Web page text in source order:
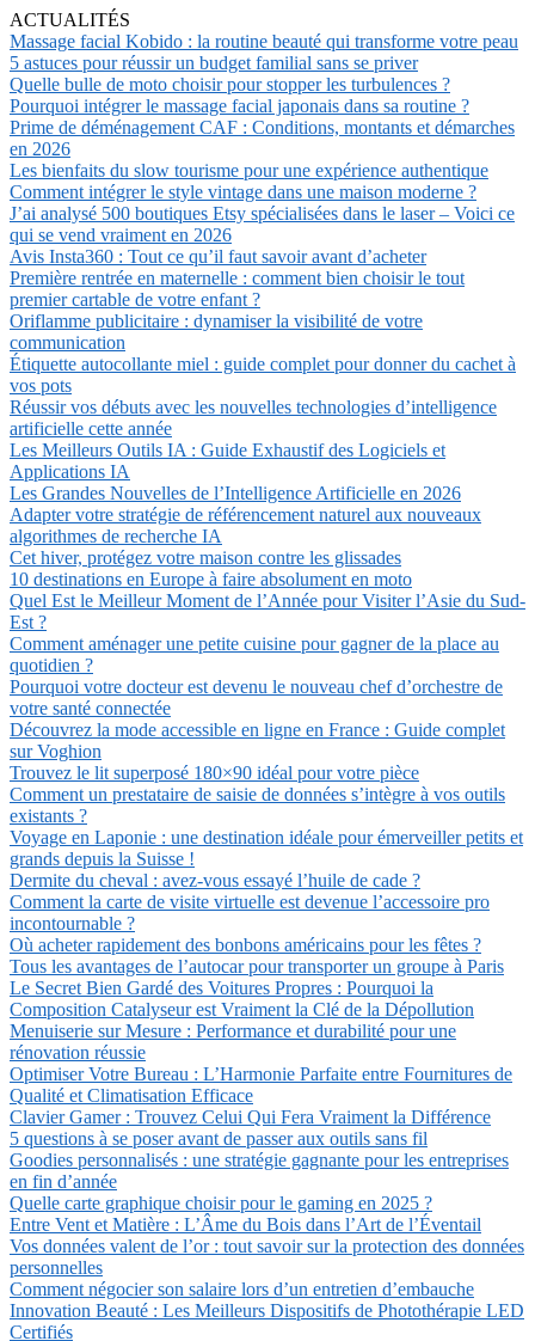
ACTUALITÉS
Massage facial Kobido : la routine beauté qui transforme votre peau
5 astuces pour réussir un budget familial sans se priver
Quelle bulle de moto choisir pour stopper les turbulences ?
Pourquoi intégrer le massage facial japonais dans sa routine ?
Prime de déménagement CAF : Conditions, montants et démarches
en 2026
Les bienfaits du slow tourisme pour une expérience authentique
Comment intégrer le style vintage dans une maison moderne ?
J’ai analysé 500 boutiques Etsy spécialisées dans le laser – Voici ce
qui se vend vraiment en 2026
Avis Insta360 : Tout ce qu’il faut savoir avant d’acheter
Première rentrée en maternelle : comment bien choisir le tout
premier cartable de votre enfant ?
Oriflamme publicitaire : dynamiser la visibilité de votre
communication
Étiquette autocollante miel : guide complet pour donner du cachet à
vos pots
Réussir vos débuts avec les nouvelles technologies d’intelligence
artificielle cette année
Les Meilleurs Outils IA : Guide Exhaustif des Logiciels et
Applications IA
Les Grandes Nouvelles de l’Intelligence Artificielle en 2026
Adapter votre stratégie de référencement naturel aux nouveaux
algorithmes de recherche IA
Cet hiver, protégez votre maison contre les glissades
10 destinations en Europe à faire absolument en moto
Quel Est le Meilleur Moment de l’Année pour Visiter l’Asie du Sud-
Est ?
Comment aménager une petite cuisine pour gagner de la place au
quotidien ?
Pourquoi votre docteur est devenu le nouveau chef d’orchestre de
votre santé connectée
Découvrez la mode accessible en ligne en France : Guide complet
sur Voghion
Trouvez le lit superposé 180×90 idéal pour votre pièce
Comment un prestataire de saisie de données s’intègre à vos outils
existants ?
Voyage en Laponie : une destination idéale pour émerveiller petits et
grands depuis la Suisse !
Dermite du cheval : avez-vous essayé l’huile de cade ?
Comment la carte de visite virtuelle est devenue l’accessoire pro
incontournable ?
Où acheter rapidement des bonbons américains pour les fêtes ?
Tous les avantages de l’autocar pour transporter un groupe à Paris
Le Secret Bien Gardé des Voitures Propres : Pourquoi la
Composition Catalyseur est Vraiment la Clé de la Dépollution
Menuiserie sur Mesure : Performance et durabilité pour une
rénovation réussie
Optimiser Votre Bureau : L’Harmonie Parfaite entre Fournitures de
Qualité et Climatisation Efficace
Clavier Gamer : Trouvez Celui Qui Fera Vraiment la Différence
5 questions à se poser avant de passer aux outils sans fil
Goodies personnalisés : une stratégie gagnante pour les entreprises
en fin d’année
Quelle carte graphique choisir pour le gaming en 2025 ?
Entre Vent et Matière : L’Âme du Bois dans l’Art de l’Éventail
Vos données valent de l’or : tout savoir sur la protection des données
personnelles
Comment négocier son salaire lors d’un entretien d’embauche
Innovation Beauté : Les Meilleurs Dispositifs de Photothérapie LED
Certifiés